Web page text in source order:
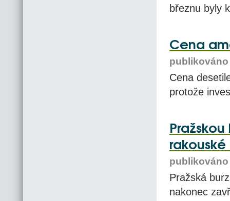
březnu byly
Cena
publikováno
Cena
protože
publikováno
Pražská
nakonec